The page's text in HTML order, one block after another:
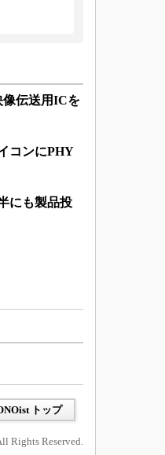
像伝送用ICを
コンにPHY
にも製品投
トップ
Rights Reserved.